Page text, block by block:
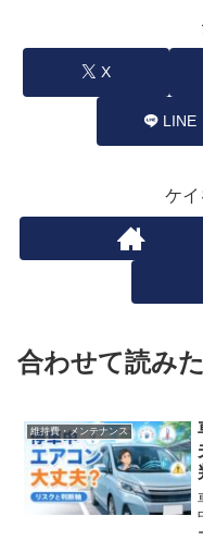
X
LINE
ケイ
合わせて読み
維持費・メンテナンス